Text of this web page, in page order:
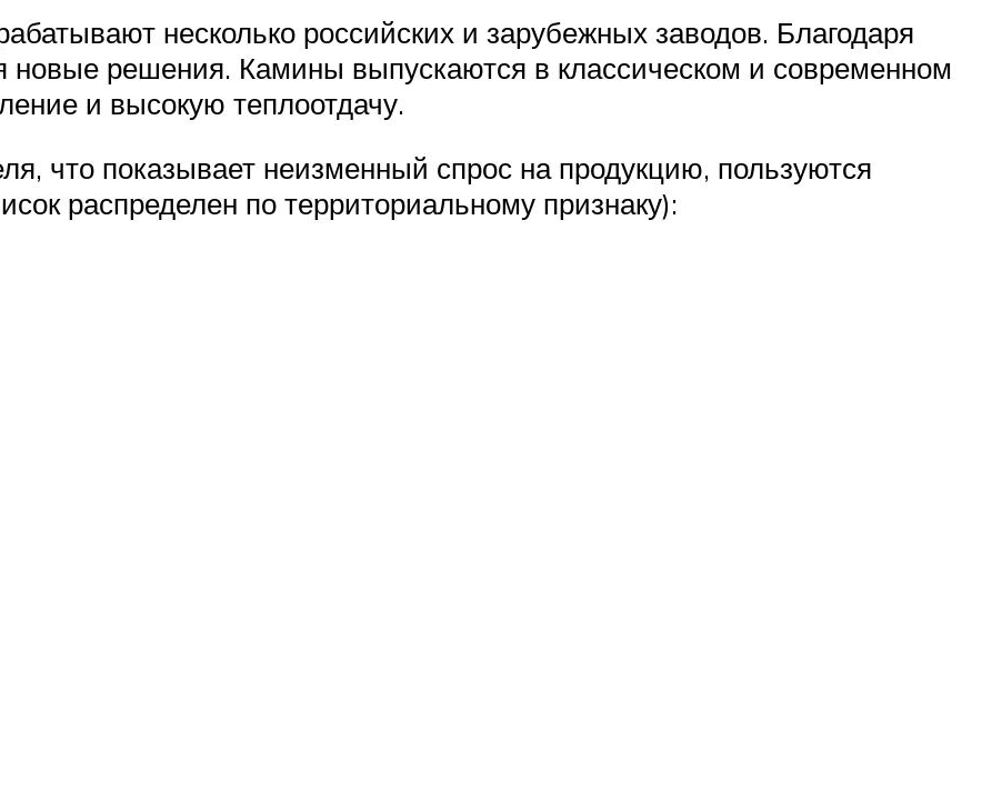
несколько российских и зарубежных заводов. Благодаря
новые решения. Камины выпускаются в классическом и современном
и высокую теплоотдачу.
что показывает неизменный спрос на продукцию, пользуются
распределен по территориальному признаку):